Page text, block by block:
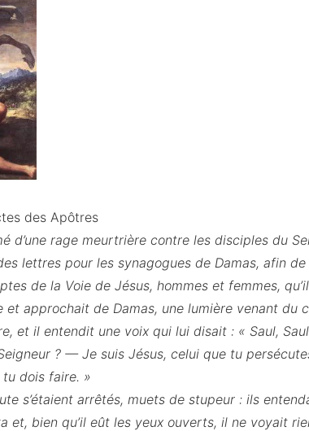
des Apôtres
d’une rage meurtrière contre les disciples du
lettres pour les synagogues de Damas, afin
de la Voie de Jésus, hommes et femmes,
approchait de Damas, une lumière venant du
et il entendit une voix qui lui disait : « Saul,
? — Je suis Jésus, celui que tu
dois faire. »
s’étaient arrêtés, muets de stupeur : ils
et, bien qu’il eût les yeux ouverts, il ne voyait